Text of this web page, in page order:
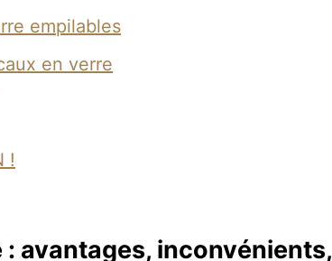
empilables
en verre
!
avantages, inconvénients,